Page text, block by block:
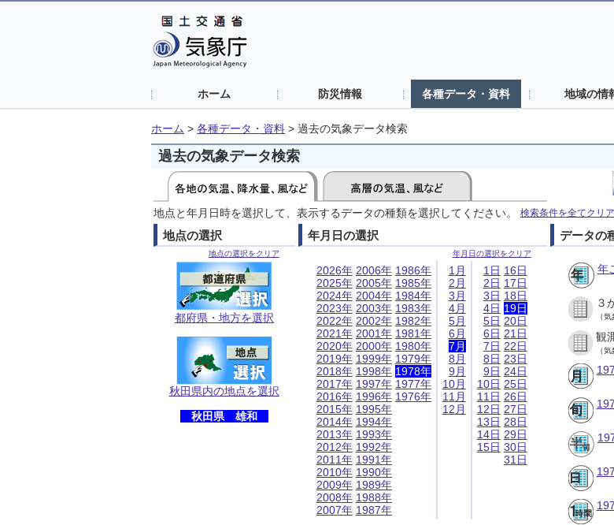
ホーム 防災情報 各種データ・資料 地域の情
ホーム > 各種データ・資料 > 過去の気象データ検索
過去の気象データ検索
地点と年月日時を選択して、表示するデータの種類を選択してください。 検索条件を全てクリア
地点の選択
地点の選択をクリア
都府県・地方を選択
秋田県内の地点を選択
秋田県 雄和
年月日の選択
年月日の選択をクリア
2026年
2025年
2024年
2023年
2022年
2021年
2020年
2019年
2018年
2017年
2016年
2015年
2014年
2013年
2012年
2011年
2010年
2009年
2008年
2007年
2006年
2005年
2004年
2003年
2002年
2001年
2000年
1999年
1998年
1997年
1996年
1995年
1994年
1993年
1992年
1991年
1990年
1989年
1988年
1987年
1986年
1985年
1984年
1983年
1982年
1981年
1980年
1979年
1978年
1977年
1976年
1月
2月
3月
4月
5月
6月
7月
8月
9月
10月
11月
12月
1日
2日
3日
4日
5日
6日
7日
8日
9日
10日
11日
12日
13日
14日
15日
16日
17日
18日
19日
20日
21日
22日
23日
24日
25日
26日
27日
28日
29日
30日
31日
データの
年
３
（
観
（